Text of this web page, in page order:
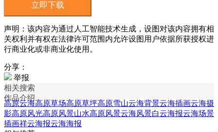
立即下载
声明：该内容为通过人工智能技术生成，设图对该内容拥有相
关权利并有权在法律许可范围内允许设图用户依据所获授权进
行商业化或非商业化使用。
分享：
举报
相关搜索
作品介绍
高原云海高原草场高原草坪高原雪山云海背景云海插画云海摄
影高原风光高原风景山水高原风景云海风景白云海报云海场景
插画祥云海报云海海报